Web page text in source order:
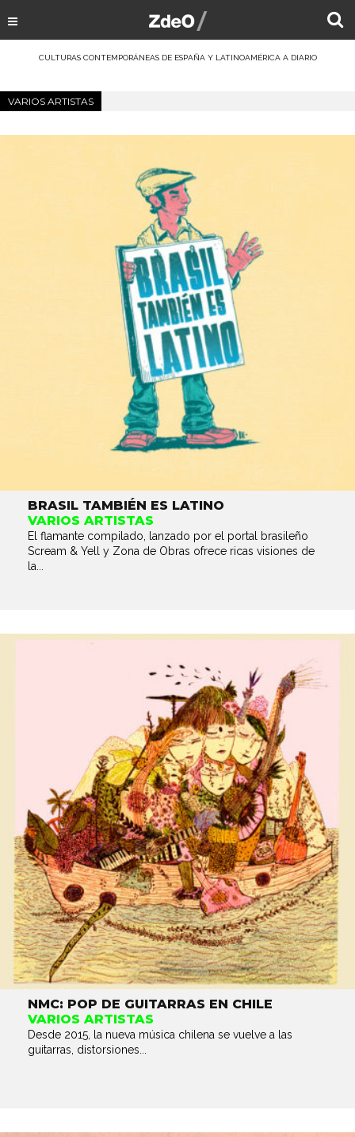
CULTURAS CONTEMPORÁNEAS DE ESPAÑA Y LATINOAMÉRICA A DIARIO
VARIOS ARTISTAS
BRASIL TAMBIÉN ES LATINO
VARIOS ARTISTAS
El flamante compilado, lanzado por el portal brasileño
Scream & Yell y Zona de Obras ofrece ricas visiones de
la...
NMC: POP DE GUITARRAS EN CHILE
VARIOS ARTISTAS
Desde 2015, la nueva música chilena se vuelve a las
guitarras, distorsiones...